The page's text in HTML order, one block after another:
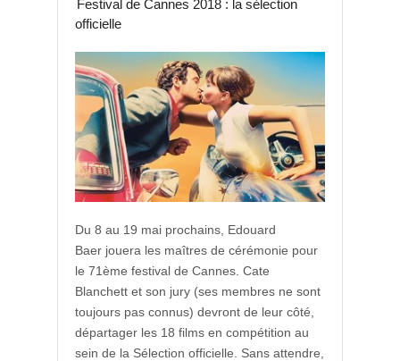
Festival de Cannes 2018 : la sélection
officielle
Du 8 au 19 mai prochains, Edouard
Baer jouera les maîtres de cérémonie pour
le 71ème festival de Cannes. Cate
Blanchett et son jury (ses membres ne sont
toujours pas connus) devront de leur côté,
départager les 18 films en compétition au
sein de la Sélection officielle. Sans attendre,